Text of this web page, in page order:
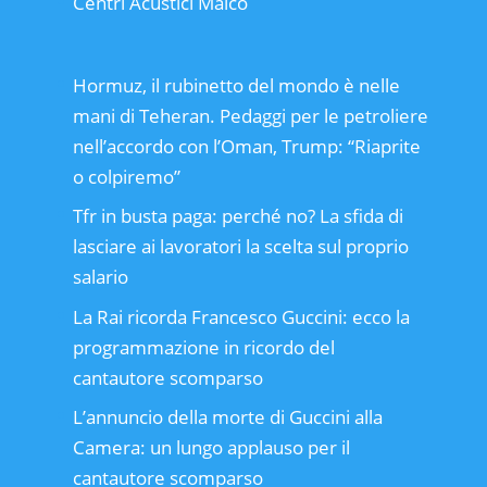
Hormuz, il rubinetto del mondo è nelle
mani di Teheran. Pedaggi per le petroliere
nell’accordo con l’Oman, Trump: “Riaprite
o colpiremo”
Tfr in busta paga: perché no? La sfida di
lasciare ai lavoratori la scelta sul proprio
salario
La Rai ricorda Francesco Guccini: ecco la
programmazione in ricordo del
cantautore scomparso
L’annuncio della morte di Guccini alla
Camera: un lungo applauso per il
cantautore scomparso